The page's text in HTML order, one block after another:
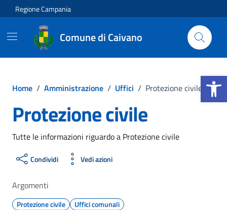
Apri la
Vai ai contenuti
Vai al footer
Regione Campania
Comune di Caivano
Home / Amministrazione / Uffici / Protezione civile
Protezione civile
Tutte le informazioni riguardo a Protezione civile
Condividi Vedi azioni
Argomenti
Protezione civile Uffici comunali